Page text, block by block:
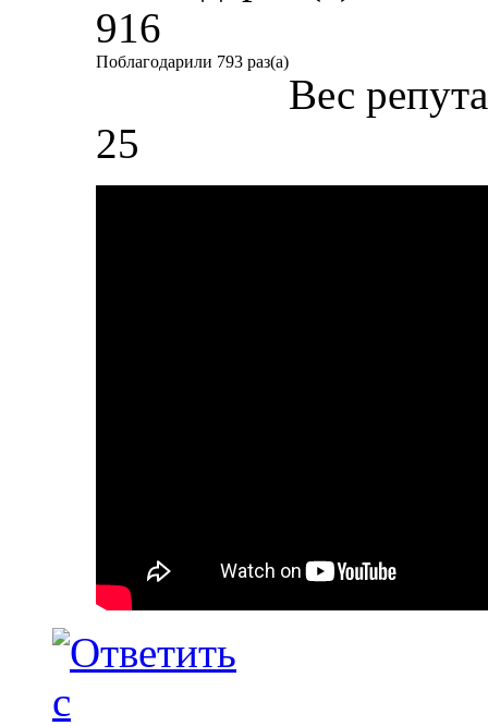
916
Поблагодарили 793 раз(а)
Вес
25